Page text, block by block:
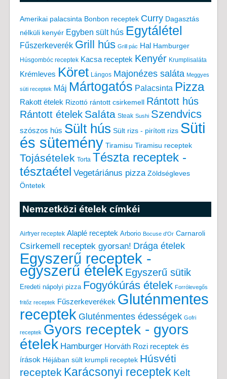
Amerikai palacsinta Bonbon receptek Curry Dagasztás
nélküli kenyér Egyben sült hús Egytálétel
Fűszerkeverék Grill hús Grill pác Hal Hamburger
Húsgombóc receptek Kacsa receptek Kenyér Krumplisaláta
Krémleves Köret Lángos Majonézes saláta Meggyes
süti receptek Máj Mártogatós Palacsinta Pizza
Rakott ételek Rizottó rántott csirkemell Rántott hús
Rántott ételek Saláta Steak Sushi Szendvics
szószos hús Sült hús Sült rizs - pirított rizs Süti
és sütemény Tiramisu Tiramisu receptek
Tojásételek Torta Tészta receptek -
tésztaétel Vegetáriánus pizza Zöldségleves
Öntetek
Nemzetközi ételek címkéi
Airfryer receptek Alaplé receptek Arborio Bocuse d'Or Carnaroli
Csirkemell receptek gyorsan! Drága ételek
Egyszerű receptek -
egyszerű ételek Egyszerű sütik
Eredeti nápolyi pizza Fogyókúrás ételek Forrólevegős
fritőz receptek Fűszerkeverékek Gluténmentes
receptek Gluténmentes édességek Gofri
receptek Gyors receptek - gyors
ételek Hamburger Horváth Rozi receptek és
írások Héjában sült krumpli receptek Húsvéti
receptek Karácsonyi receptek Kelt